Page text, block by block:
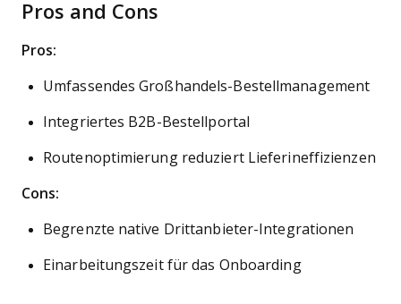
Pros and Cons
Pros:
Umfassendes Großhandels-Bestellmanagement
Integriertes B2B-Bestellportal
Routenoptimierung reduziert Lieferineffizienzen
Cons:
Begrenzte native Drittanbieter-Integrationen
Einarbeitungszeit für das Onboarding